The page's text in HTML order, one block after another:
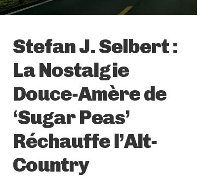
Stefan J. Selbert :
La Nostalgie
Douce-Amère de
‘Sugar Peas’
Réchauffe l’Alt-
Country